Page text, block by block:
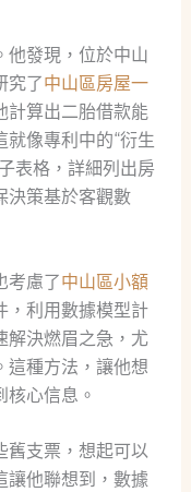
他發現，位於中山
究了中山區房屋一
計算出二胎借款能
像專利中的“衍生
表格，詳細列出房
決策基於客觀數
考慮了中山區小額
，利用數據模型計
解決燃眉之急，尤
這種方法，讓他想
心信息。
舊支票，想起可以
讓他聯想到，數據